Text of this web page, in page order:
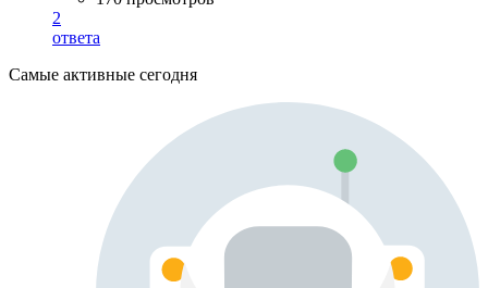
2
ответа
Самые активные сегодня